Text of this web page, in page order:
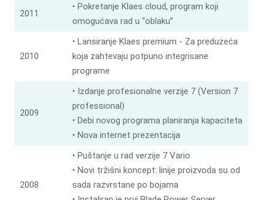
2011
• Pokretanje Klaes cloud, program koji
omogućava rad u “oblaku”
2010
• Lansiranje Klaes premium - Za preduzeća
koja zahtevaju potpuno integrisane
programe
2009
• Izdanje profesionalne verzije 7 (Version 7
professional)
• Debi novog programa planiranja kapaciteta
• Nova internet prezentacija
2008
• Puštanje u rad verzije 7 Vario
• Novi tržišni koncept: linije proizvoda su od
sada razvrstane po bojama